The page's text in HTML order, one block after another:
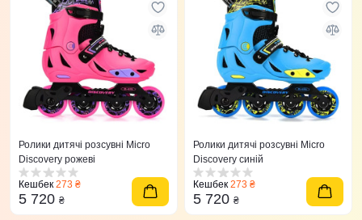
Ролики дитячі розсувні Micro
Discovery рожеві
Кешбек 273 ₴
5 720 ₴
Ролики дитячі розсувні Micro
Discovery синій
Кешбек 273 ₴
5 720 ₴